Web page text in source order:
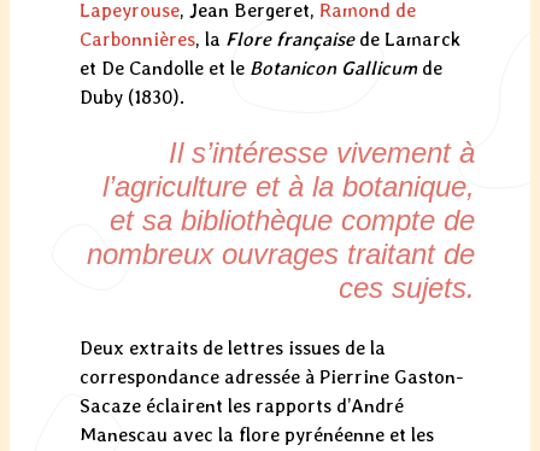
Lapeyrouse, Jean Bergeret, Ramond de
Carbonnières, la Flore françaisede Lamarck
et De Candolle et le Botanicon Gallicumde
Duby (1830).
Il s’intéresse vivement à
l’agriculture et à la botanique,
et sa bibliothèque compte de
nombreux ouvrages traitant de
ces sujets.
Deux extraits de lettres issues de la
correspondance adressée à Pierrine Gaston-
Sacaze éclairent les rapports d’André
Manescau avec la flore pyrénéenne et les